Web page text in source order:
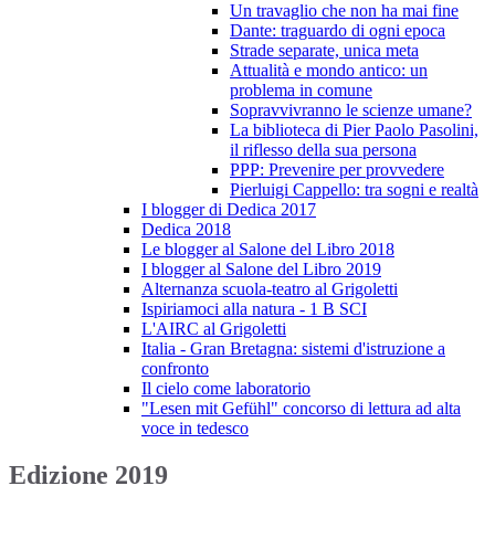
Un travaglio che non ha mai fine
Dante: traguardo di ogni epoca
Strade separate, unica meta
Attualità e mondo antico: un
problema in comune
Sopravvivranno le scienze umane?
La biblioteca di Pier Paolo Pasolini,
il riflesso della sua persona
PPP: Prevenire per provvedere
Pierluigi Cappello: tra sogni e realtà
I blogger di Dedica 2017
Dedica 2018
Le blogger al Salone del Libro 2018
I blogger al Salone del Libro 2019
Alternanza scuola-teatro al Grigoletti
Ispiriamoci alla natura - 1 B SCI
L'AIRC al Grigoletti
Italia - Gran Bretagna: sistemi d'istruzione a
confronto
Il cielo come laboratorio
"Lesen mit Gefühl" concorso di lettura ad alta
voce in tedesco
Edizione 2019